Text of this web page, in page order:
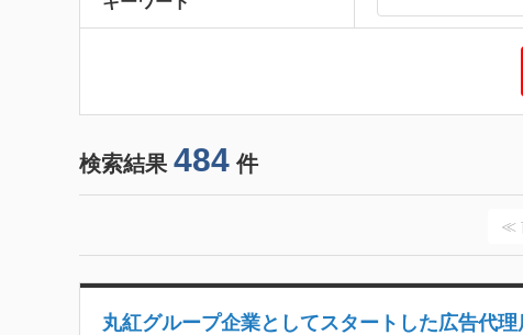
検索結果 484 件
≪
丸紅グループ企業としてスタートした広告代理